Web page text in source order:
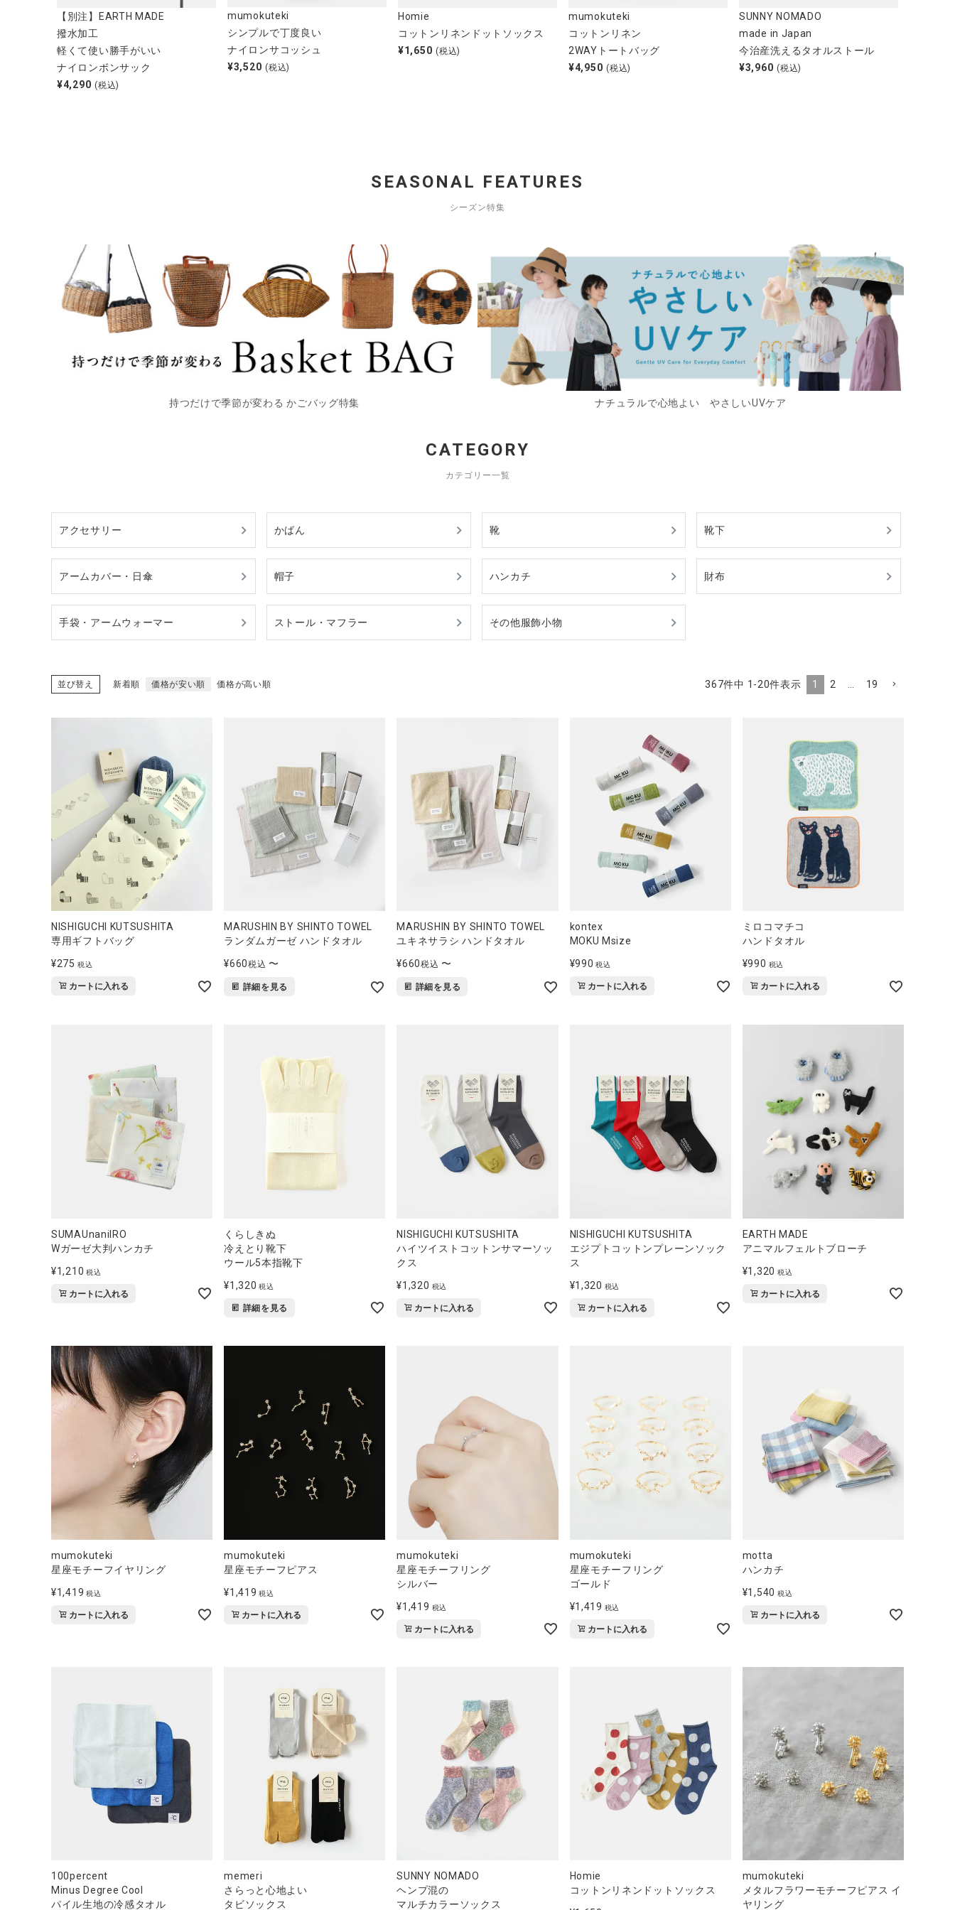
全ての商品
CONTENTS
【別注】EARTH MADE
撥水加工
軽くて使い勝手がいい
ナイロンボンサック
¥4,290 (税込)
mumokuteki
シンプルで丁度良い
ナイロンサコッシュ
¥3,520 (税込)
Homie
コットンリネンドットソックス
¥1,650 (税込)
mumokuteki
コットンリネン
2WAYトートバッグ
¥4,950 (税込)
SUNNY NOMADO
made in Japan
今治産洗えるタオルストール
¥3,960 (税込)
SEASONAL FEATURES
シーズン特集
持つだけで季節が変わる かごバッグ特集 ナチュラルで心地よい やさしいUVケア
CATEGORY
カテゴリー一覧
アクセサリー かばん 靴 靴下
アームカバー・日傘 帽子 ハンカチ 財布
手袋・アームウォーマー ストール・マフラー その他服飾小物
並び替え 新着順 価格が安い順 価格が高い順 367件中 1 -20件表示 1 2 19
NISHIGUCHI KUTSUSHITA
専用ギフトバッグ
¥275 税込
カートに入れる
MARUSHIN BY SHINTO TOWEL
ランダムガーゼ ハンドタオル
¥660税込 〜
詳細を見る
MARUSHIN BY SHINTO TOWEL
ユキネサラシ ハンドタオル
¥660税込 〜
詳細を見る
kontex
MOKU Msize
¥990 税込
カートに入れる
ミロコマチコ
ハンドタオル
¥990 税込
カートに入れる
SUMAUnaniIRO
Wガーゼ大判ハンカチ
¥1,210 税込
カートに入れる
くらしきぬ
冷えとり靴下
ウール5本指靴下
¥1,320 税込
詳細を見る
NISHIGUCHI KUTSUSHITA
ハイツイストコットンサマーソッ
クス
¥1,320 税込
カートに入れる
NISHIGUCHI KUTSUSHITA
エジプトコットンプレーンソック
ス
¥1,320 税込
カートに入れる
EARTH MADE
アニマルフェルトブローチ
¥1,320 税込
カートに入れる
mumokuteki
星座モチーフイヤリング
¥1,419 税込
カートに入れる
mumokuteki
星座モチーフピアス
¥1,419 税込
カートに入れる
mumokuteki
星座モチーフリング
シルバー
¥1,419 税込
カートに入れる
mumokuteki
星座モチーフリング
ゴールド
¥1,419 税込
カートに入れる
motta
ハンカチ
¥1,540 税込
カートに入れる
100percent
Minus Degree Cool
パイル生地の冷感タオル
memeri
さらっと心地よい
タビソックス
SUNNY NOMADO
ヘンプ混の
マルチカラーソックス
Homie
コットンリネンドットソックス
mumokuteki
メタルフラワーモチーフピアス イ
ヤリング